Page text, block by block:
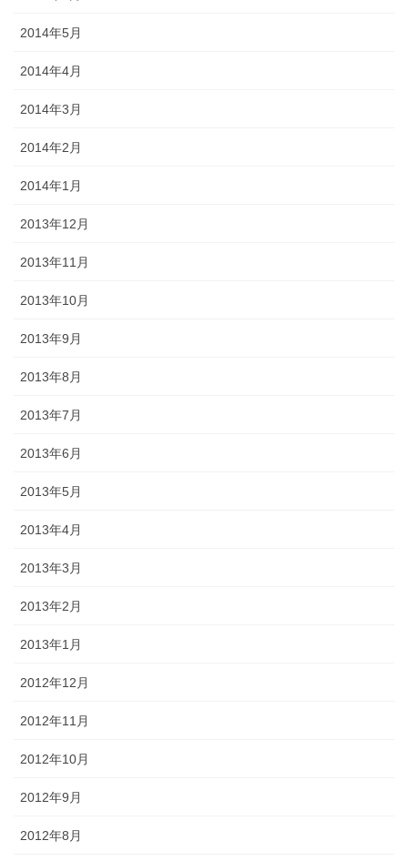
2014年5月
2014年4月
2014年3月
2014年2月
2014年1月
2013年12月
2013年11月
2013年10月
2013年9月
2013年8月
2013年7月
2013年6月
2013年5月
2013年4月
2013年3月
2013年2月
2013年1月
2012年12月
2012年11月
2012年10月
2012年9月
2012年8月